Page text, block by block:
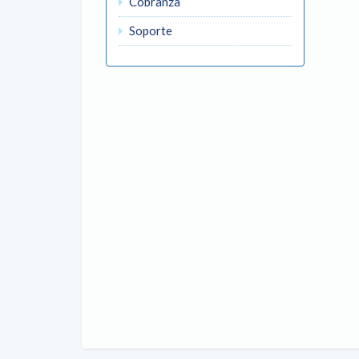
Soporte